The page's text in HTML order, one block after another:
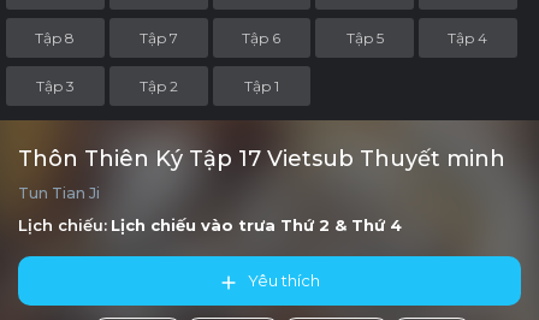
Tập 8 Tập 7 Tập 6 Tập 5 Tập 4
Tập 3 Tập 2 Tập 1
Thôn Thiên Ký Tập 17 Vietsub Thuyết minh
Tun Tian Ji
Lịch chiếu: Lịch chiếu vào trưa Thứ 2 & Thứ 4
Yêu thích